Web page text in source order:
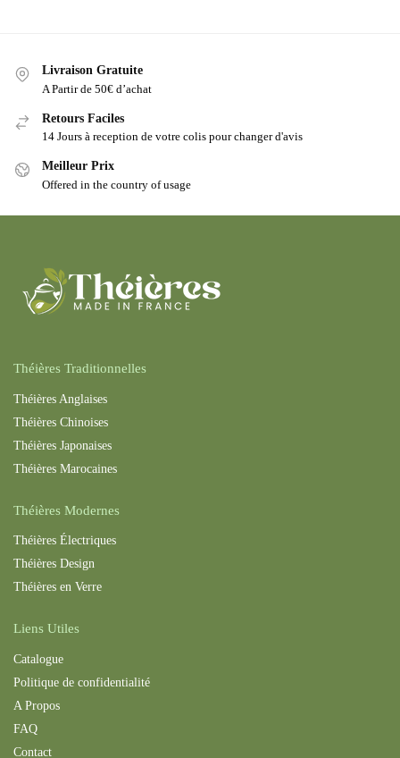
Livraison Gratuite
A Partir de 50€ d’achat
Retours Faciles
14 Jours à reception de votre colis pour changer d'avis
Meilleur Prix
Offered in the country of usage
Théières Traditionnelles
Théières Anglaises
Théières Chinoises
Théières Japonaises
Théières Marocaines
Théières Modernes
Théières Électriques
Théières Design
Théières en Verre
Liens Utiles
Catalogue
Politique de confidentialité
A Propos
FAQ
Contact